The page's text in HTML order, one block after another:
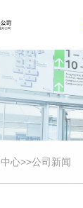
首页
四轴
五轴
心>>公司新闻